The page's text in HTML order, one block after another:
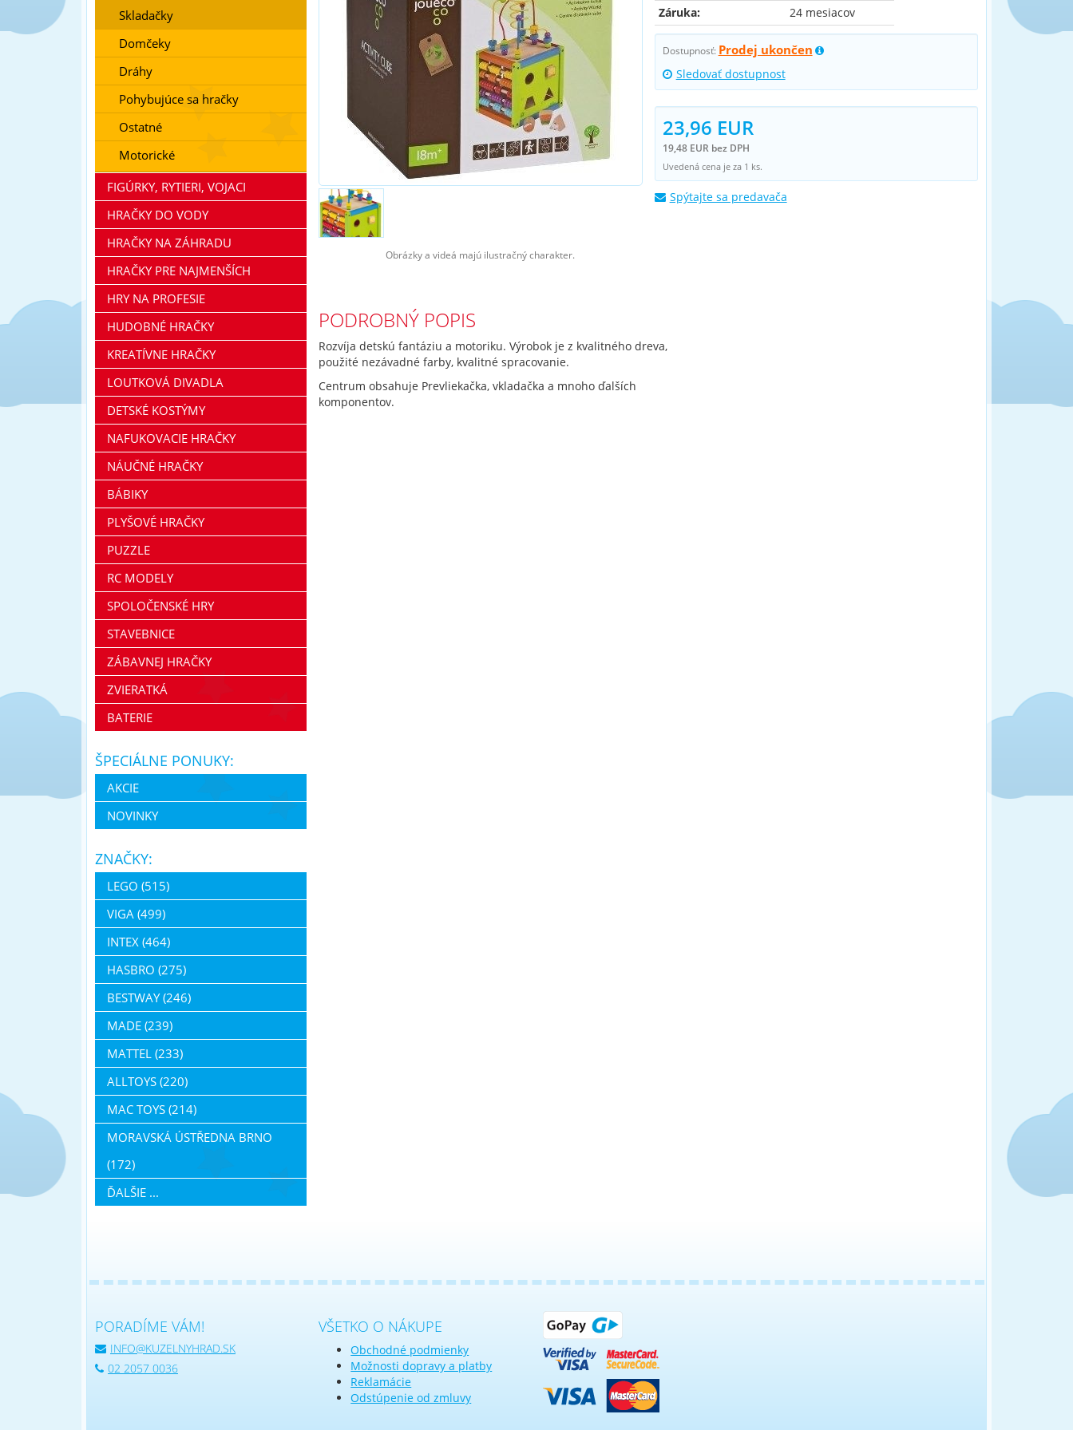
Obrázky a videá majú ilustračný charakter.
Záruka:
24 mesiacov
Dostupnosť: Prodej ukončen
Sledovať dostupnost
23,96 EUR
19,48 EUR bez DPH
Uvedená cena je za 1 ks.
Spýtajte sa predavača
PODROBNÝ POPIS
Rozvíja detskú fantáziu a motoriku. Výrobok je z kvalitného dreva,
použité nezávadné farby, kvalitné spracovanie.
Centrum obsahuje Prevliekačka, vkladačka a mnoho ďalších
komponentov.
Skladačky
Domčeky
Dráhy
Pohybujúce sa hračky
Ostatné
Motorické
FIGÚRKY, RYTIERI, VOJACI
HRAČKY DO VODY
HRAČKY NA ZÁHRADU
HRAČKY PRE NAJMENŠÍCH
HRY NA PROFESIE
HUDOBNÉ HRAČKY
KREATÍVNE HRAČKY
LOUTKOVÁ DIVADLA
DETSKÉ KOSTÝMY
NAFUKOVACIE HRAČKY
NÁUČNÉ HRAČKY
BÁBIKY
PLYŠOVÉ HRAČKY
PUZZLE
RC MODELY
SPOLOČENSKÉ HRY
STAVEBNICE
ZÁBAVNEJ HRAČKY
ZVIERATKÁ
BATERIE
ŠPECIÁLNE PONUKY:
AKCIE
NOVINKY
ZNAČKY:
LEGO (515)
VIGA (499)
INTEX (464)
HASBRO (275)
BESTWAY (246)
MADE (239)
MATTEL (233)
ALLTOYS (220)
MAC TOYS (214)
MORAVSKÁ ÚSTŘEDNA BRNO
(172)
ĎALŠIE ...
PORADÍME VÁM!
INFO@KUZELNYHRAD.SK
02 2057 0036
VŠETKO O NÁKUPE
Obchodné podmienky
Možnosti dopravy a platby
Reklamácie
Odstúpenie od zmluvy